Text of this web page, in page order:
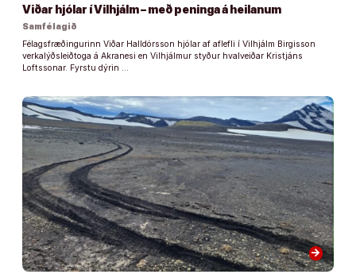
Viðar hjólar í Vilhjálm – með peninga á heilanum
Samfélagið
Félagsfræðingurinn Viðar Halldórsson hjólar af aflefli í Vilhjálm Birgisson
verkalýðsleiðtoga á Akranesi en Vilhjálmur styður hvalveiðar Kristjáns
Loftssonar. Fyrstu dýrin …
arrow_forward